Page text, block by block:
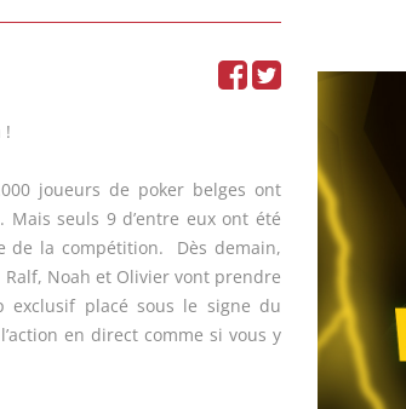
!
joueurs de poker belges ont
Mais seuls 9 d’entre eux ont été
de la compétition. Dès demain,
Noah et Olivier vont prendre
exclusif placé sous le signe du
en direct comme si vous y